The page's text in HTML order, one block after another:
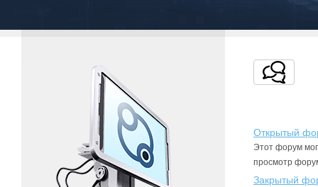
Открытый
Этот форум
просмотр
Закрытый